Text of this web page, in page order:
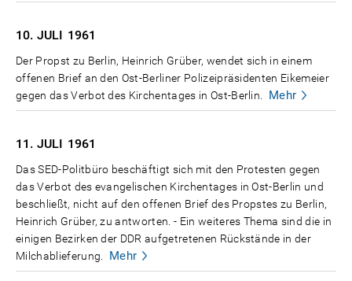
10. JULI 1961
Der Propst zu Berlin, Heinrich Grüber, wendet sich in einem
offenen Brief an den Ost-Berliner Polizeipräsidenten Eikemeier
gegen das Verbot des Kirchentages in Ost-Berlin.
Mehr
11. JULI 1961
Das SED-Politbüro beschäftigt sich mit den Protesten gegen
das Verbot des evangelischen Kirchentages in Ost-Berlin und
beschließt, nicht auf den offenen Brief des Propstes zu Berlin,
Heinrich Grüber, zu antworten. - Ein weiteres Thema sind die in
einigen Bezirken der DDR aufgetretenen Rückstände in der
Milchablieferung.
Mehr